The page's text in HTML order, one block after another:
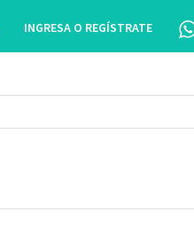
INGRESA O REGÍSTRATE